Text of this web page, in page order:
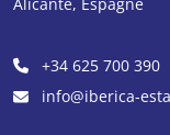
Alicante, Espagne
+34 625 700 390
info@iberica-